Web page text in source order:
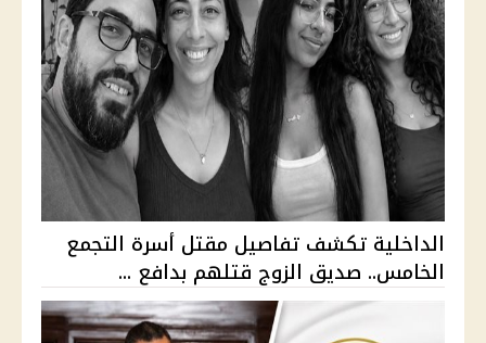
الداخلية تكشف تفاصيل مقتل أسرة التجمع
الخامس.. صديق الزوج قتلهم بدافع ...